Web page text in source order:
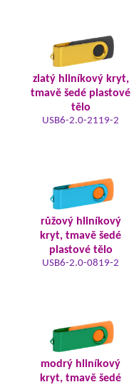
zlatý hliníkový kryt,
tmavě šedé plastové
tělo
USB6-2.0-2119-2
růžový hliníkový
kryt, tmavě šedé
plastové tělo
USB6-2.0-0819-2
modrý hliníkový
kryt, tmavě šedé